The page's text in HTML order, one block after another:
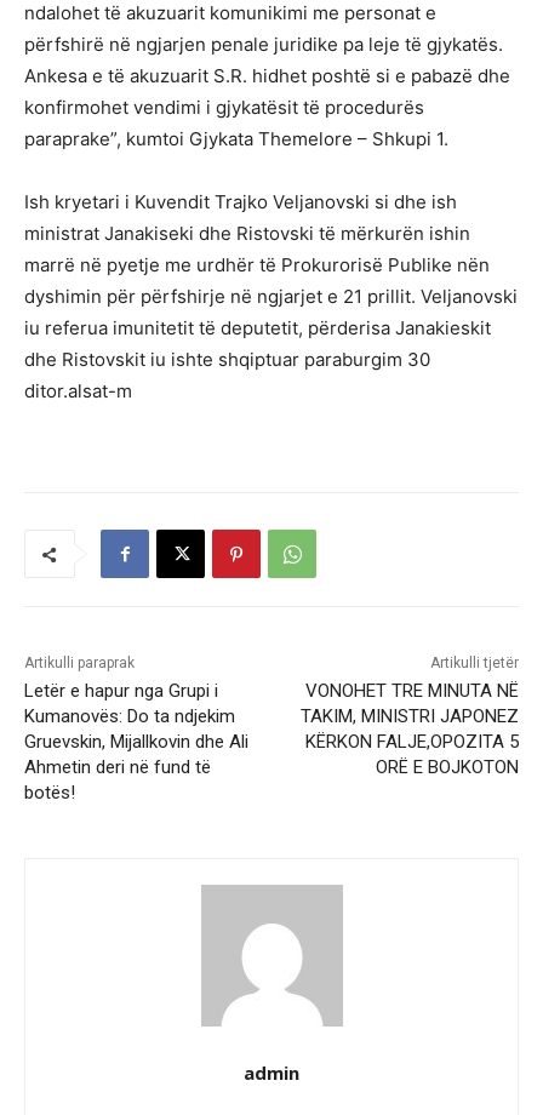
ndalohet të akuzuarit komunikimi me personat e
përfshirë në ngjarjen penale juridike pa leje të gjykatës.
Ankesa e të akuzuarit S.R. hidhet poshtë si e pabazë dhe
konfirmohet vendimi i gjykatësit të procedurës
paraprake”, kumtoi Gjykata Themelore – Shkupi 1.
Ish kryetari i Kuvendit Trajko Veljanovski si dhe ish
ministrat Janakiseki dhe Ristovski të mërkurën ishin
marrë në pyetje me urdhër të Prokurorisë Publike nën
dyshimin për përfshirje në ngjarjet e 21 prillit. Veljanovski
iu referua imunitetit të deputetit, përderisa Janakieskit
dhe Ristovskit iu ishte shqiptuar paraburgim 30
ditor.alsat-m
Artikulli paraprak
Letër e hapur nga Grupi i
Kumanovës: Do ta ndjekim
Gruevskin, Mijallkovin dhe Ali
Ahmetin deri në fund të
botës!
Artikulli tjetër
VONOHET TRE MINUTA NË
TAKIM, MINISTRI JAPONEZ
KËRKON FALJE,OPOZITA 5
ORË E BOJKOTON
admin